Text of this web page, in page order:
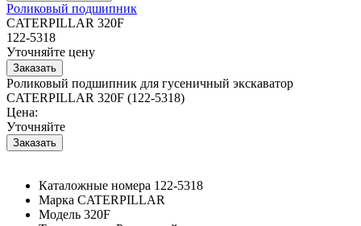
Роликовый подшипник
CATERPILLAR 320F
122-5318
Уточняйте цену
Роликовый подшипник для гусеничный экскаватор
CATERPILLAR 320F (122-5318)
Цена:
Уточняйте
Каталожные номера 122-5318
Марка CATERPILLAR
Модель 320F